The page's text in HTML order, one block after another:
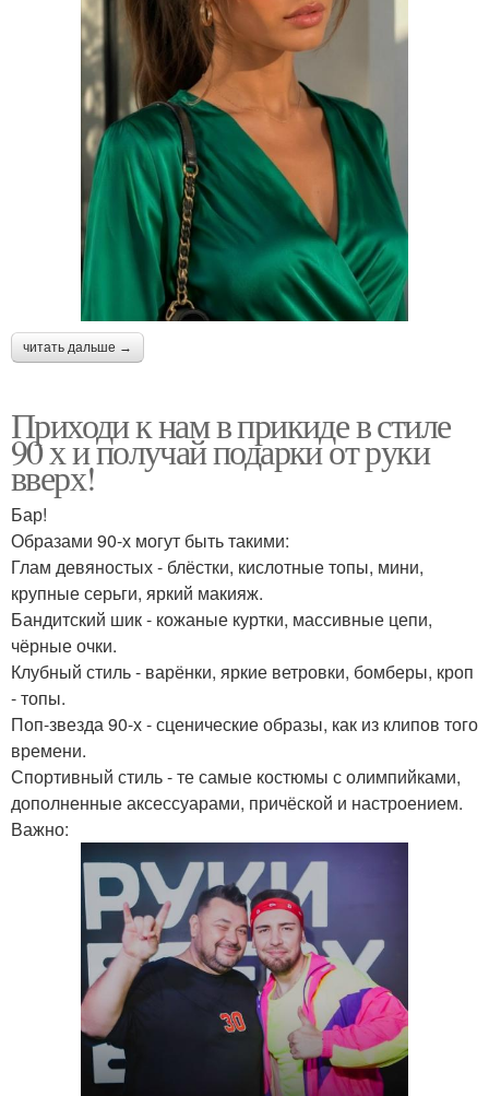
читать дальше →
Приходи к нам в прикиде в стиле
90 х и получай подарки от руки
вверх!
Бар!
Образами 90-х могут быть такими:
Глам девяностых - блёстки, кислотные топы, мини,
крупные серьги, яркий макияж.
Бандитский шик - кожаные куртки, массивные цепи,
чёрные очки.
Клубный стиль - варёнки, яркие ветровки, бомберы, кроп
- топы.
Поп-звезда 90-х - сценические образы, как из клипов того
времени.
Спортивный стиль - те самые костюмы с олимпийками,
дополненные аксессуарами, причёской и настроением.
Важно: